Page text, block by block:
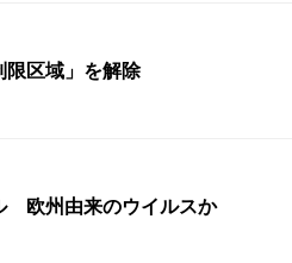
限区域」を解除
欧州由来のウイルスか